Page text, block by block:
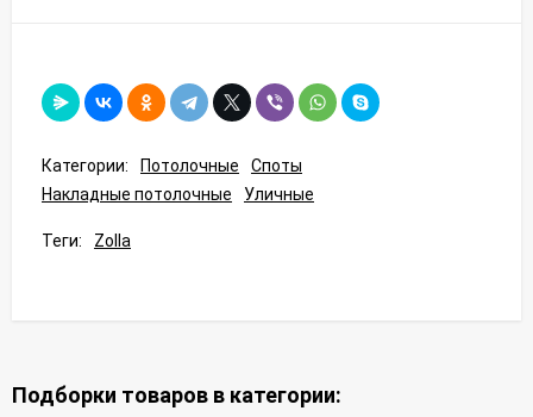
Категории: Потолочные
Споты
Накладные потолочные
Уличные
Теги: Zolla
Подборки товаров в категории: